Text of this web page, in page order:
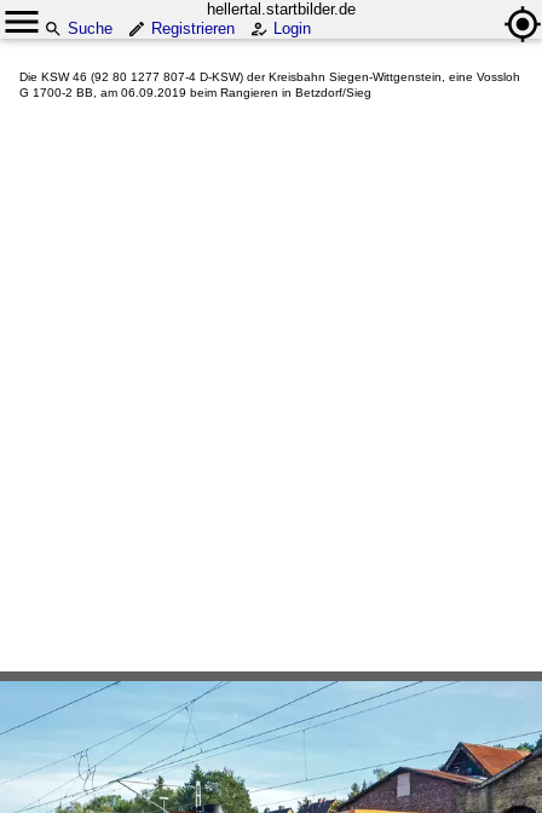
hellertal.startbilder.de
Suche
Registrieren Login
Die KSW 46 (92 80 1277 807-4 D-KSW) der Kreisbahn Siegen-Wittgenstein, eine Vossloh
G 1700-2 BB, am 06.09.2019 beim Rangieren in Betzdorf/Sieg